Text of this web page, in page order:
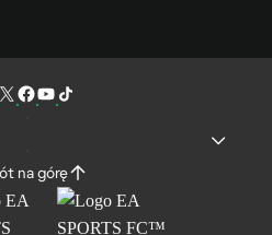
na górę